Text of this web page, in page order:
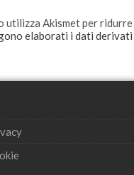
utilizza Akismet per ridurre
elaborati i dati derivati